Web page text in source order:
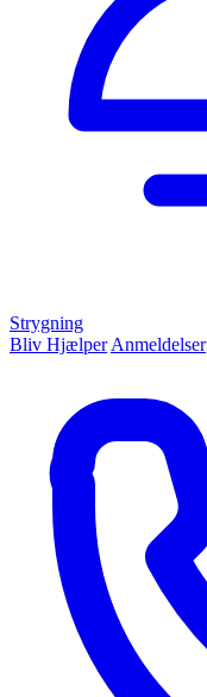
Strygning
Bliv Hjælper Anmeldelser